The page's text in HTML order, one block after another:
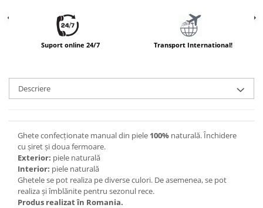
Suport online 24/7 Transport International!
Descriere
Ghete confecționate manual din piele 100% naturală. Închidere
cu șiret și doua fermoare.
Exterior: piele naturală
Interior: piele naturală
Ghetele se pot realiza pe diverse culori. De asemenea, se pot
realiza și îmblănite pentru sezonul rece.
Produs realizat în Romania.